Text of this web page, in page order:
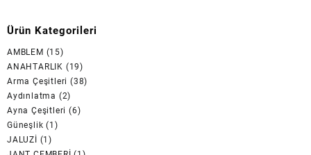
Ürün Kategorileri
AMBLEM (15)
ANAHTARLIK (19)
Arma Çeşitleri (38)
Aydınlatma (2)
Ayna Çeşitleri (6)
Güneşlik (1)
JALUZİ
(1)